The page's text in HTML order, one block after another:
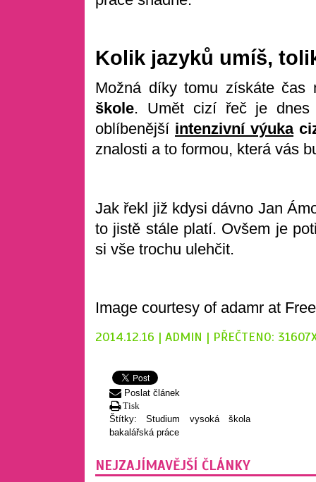
Kolik jazyků umíš,
Možná díky tomu získáte
škole. Umět cizí řeč je dnes
oblíbenější intenzivní výuka
znalosti a to formou, která vás
Jak řekl již kdysi dávno Jan
to jistě stále platí. Ovšem je
si vše trochu ulehčit.
Image courtesy of adamr at
2014.12.16 | ADMIN | PŘEČTENO:
Poslat článek
Tisk
Štítky:Studium vysoká škola
bakalářská práce
NEJZAJÍMAVĚJŠÍ ČLÁNKY